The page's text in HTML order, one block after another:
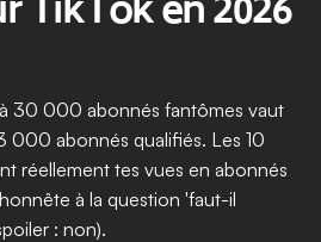
TikTok en 2026
30 000 abonnés fantômes vaut
000 abonnés qualifiés. Les 10
réellement tes vues en abonnés
à la question 'faut-il
: non).